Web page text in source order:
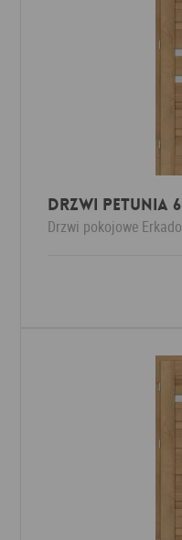
Drzwi PETUNIA 6
Drzwi pokojowe Erkado